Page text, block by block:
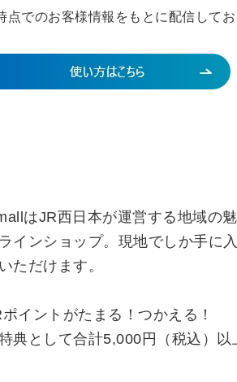
でのお客様情報をもとに配信してお
はJR西日本が運営する地域の
インショップ。現地でしか手に
ただけます。
イントがたまる！つかえる！
典として合計5,000円（税込）